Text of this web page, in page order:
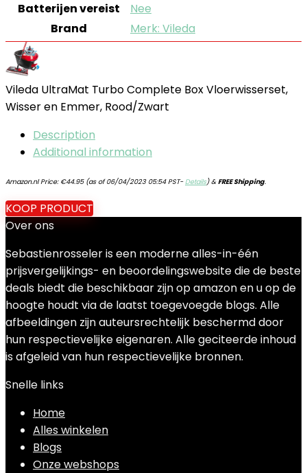
Batterijen vereist
‎Nee
Brand
Merk: Vileda
Vileda UltraMat Turbo Complete Box Vloerwisserset,
Wisser en Emmer, Rood/Zwart
Description
Additional information
Amazon.nl Price: €44.95(as of 06/04/2023 05:54 PST- Details)&FREE Shipping.
KOOP PRODUCT
Over ons
Sebastienrosseler is een moderne alles-in-één
prijsvergelijkings- en beoordelingswebsite die de beste
deals biedt die beschikbaar zijn op amazon en u op de
hoogte houdt via de laatst toegevoegde blogs. Alle
afbeeldingen zijn auteursrechtelijk beschermd door
hun respectievelijke eigenaren. Alle geciteerde inhoud
is afgeleid van hun respectievelijke bronnen.
Snelle links
Home
Alles winkelen
Blogs
Onze webshops